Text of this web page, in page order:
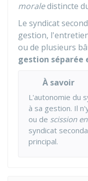
moraledistincte
Le syndicat
gestion,
ou de plusieurs
gestion séparée
À savoir
L'autonomie du
à sa gestion. Il
ou de scission
syndicat
principal.